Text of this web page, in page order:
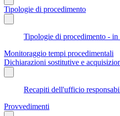
Tipologie di procedimento
Tipologie di procedimento - in
Monitoraggio tempi procedimentali
Dichiarazioni sostitutive e
Recapiti dell'ufficio
Provvedimenti